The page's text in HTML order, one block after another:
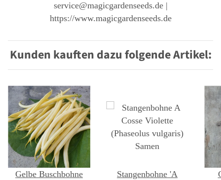
service@magicgardenseeds.de |
https://www.magicgardenseeds.de
Kunden kauften dazu folgende Artikel:
Gelbe Buschbohne
Stangenbohne 'A